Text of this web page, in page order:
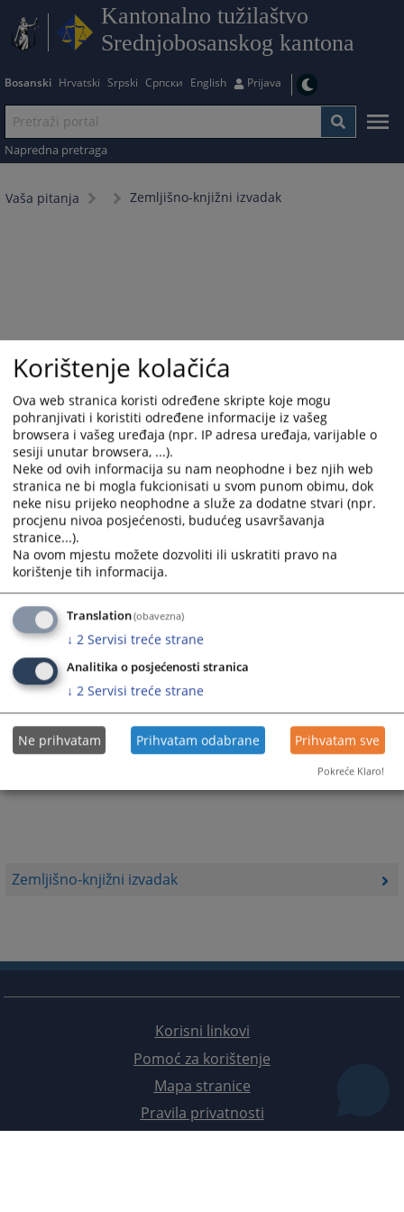
Kantonalno tužilaštvo
Srednjobosanskog kantona
Bosanski Hrvatski Srpski Српски English Prijava
Napredna pretraga
Vaša pitanja Zemljišno-knjižni izvadak
Zemljišno-knjižni izvadak
Trenutno nema vijesti
Korisni linkovi
Pomoć za korištenje
Mapa stranice
Pravila privatnosti
Korištenje kolačića
Ova web stranica koristi određene skripte koje mogu
pohranjivati i koristiti određene informacije iz vašeg
browsera i vašeg uređaja (npr. IP adresa uređaja, varijable o
sesiji unutar browsera, ...).
Neke od ovih informacija su nam neophodne i bez njih web
stranica ne bi mogla fukcionisati u svom punom obimu, dok
neke nisu prijeko neophodne a služe za dodatne stvari (npr.
procjenu nivoa posjećenosti, budućeg usavršavanja
stranice...).
Na ovom mjestu možete dozvoliti ili uskratiti pravo na
korištenje tih informacija.
Translation(obavezna)
↓ 2 Servisi treće strane
Analitika o posjećenosti stranica
↓ 2 Servisi treće strane
Ne prihvatam Prihvatam odabrane Prihvatam sve
Pokreće Klaro!